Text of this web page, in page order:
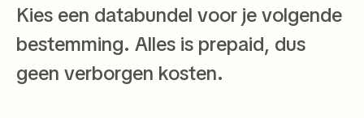
Kies een databundel voor je volgende
bestemming. Alles is prepaid, dus
geen verborgen kosten.